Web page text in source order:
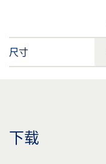
尺寸
下载